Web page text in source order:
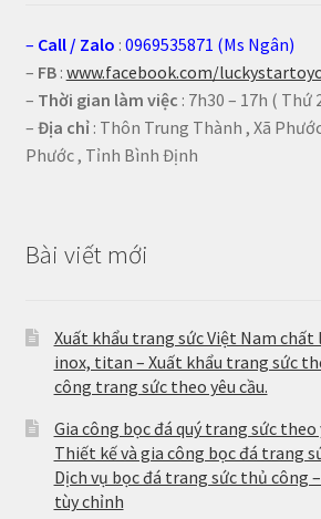
– Call / Zalo : 0969535871 (Ms Ngân)
– FB: www.facebook.com/
– Thời gian làm việc : 7h30 – 17h ( Thứ
– Địa chỉ: Thôn Trung Thành , Xã
Phước , Tỉnh Bình Định
Bài viết mới
Xuất khẩu trang sức Việt Nam
inox, titan – Xuất khẩu trang sức
công trang sức theo yêu cầu.
Gia công bọc đá quý trang sức theo
Thiết kế và gia công bọc đá trang
Dịch vụ bọc đá trang sức thủ công
tùy chỉnh